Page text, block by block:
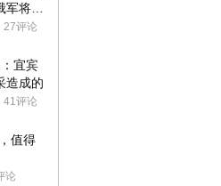
将动
27评论
宜宾
造成的
41评论
值得
论